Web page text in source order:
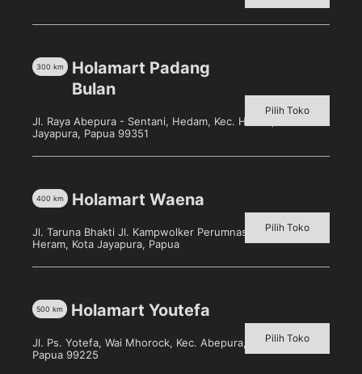
Beras Kano 5 Kg
Pilih toko untuk melihat
Detail
adalah one stop store yang menyediakan berbagai macam
konsumen
Holamart Padang
Bulan
300 km
Jl. Raya Abepura - Sentani, Hedam, Kec. Heram, Kota
Jayapura, Papua 99351
Pilih Toko
Holamart Waena
400 km
Jl. Taruna Bhakti Jl. Kampwolker Perumnas 3, Waena, Kec.
Heram, Kota Jayapura, Papua
Pilih Toko
Holamart Youtefa
500 km
Jl. Ps. Yotefa, Wai Mhorock, Kec. Abepura, Kota Jayapura,
Papua 99225
Pilih Toko